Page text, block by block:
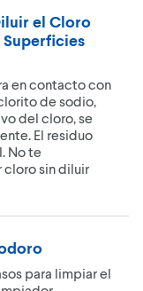
el Cloro
Superficies
en contacto con
de sodio,
del cloro, se
El residuo
No te
cloro sin diluir
para limpiar el